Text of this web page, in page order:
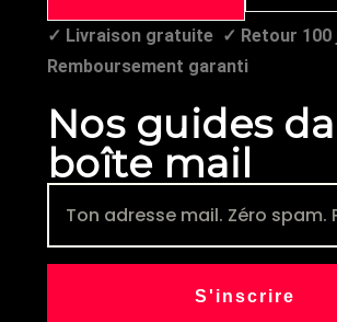
✓ Livraison gratuite ✓ Retour 100
Remboursement garanti
Nos guides
boîte mail
S'inscrire